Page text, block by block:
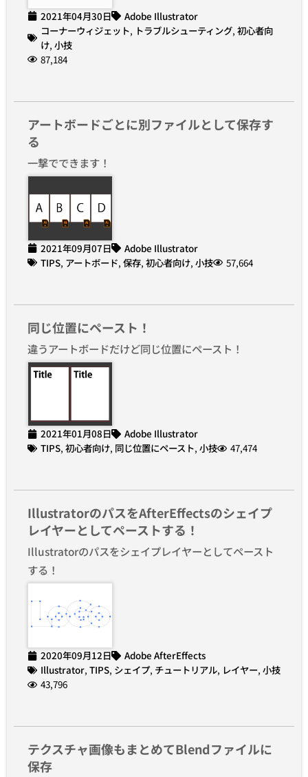
2021年04月30日
Adobe Illustrator
コーナーウィジェット, トラブルシューティング, 初心者向
け, 小技
87,184
アートボードごとに別ファイルとして保存す
る
一撃でできます！
2021年09月07日
Adobe Illustrator
TIPS, アートボード, 保存, 初心者向け, 小技 57,664
同じ位置にペースト！
違うアートボードだけど同じ位置にペースト！
2021年01月08日
Adobe Illustrator
TIPS, 初心者向け, 同じ位置にペースト, 小技 47,474
IllustratorのパスをAfterEffectsのシェイプ
レイヤーとしてペーストする！
Illustratorのパスをシェイプレイヤーとしてペースト
する！
2020年09月12日
Adobe AfterEffects
Illustrator, TIPS, シェイプ, チュートリアル, レイヤー, 小技
43,796
テクスチャ画像もまとめてBlendファイルに
保存